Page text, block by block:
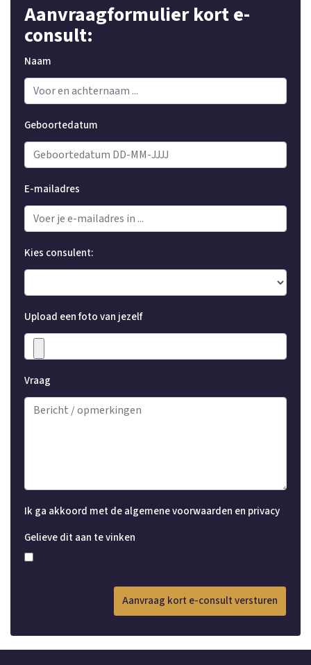
Aanvraagformulier kort e-
consult:
Naam
Geboortedatum
E-mailadres
Kies consulent:
Upload een foto van jezelf
Vraag
Ik ga akkoord met de algemene voorwaarden en privacy
Gelieve dit aan te vinken